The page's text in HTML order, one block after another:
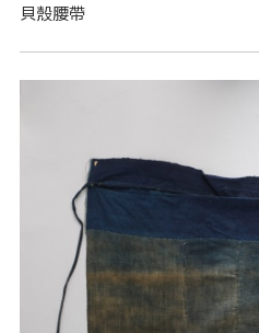
貝殼腰帶